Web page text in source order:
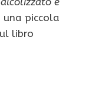
una piccola
libro